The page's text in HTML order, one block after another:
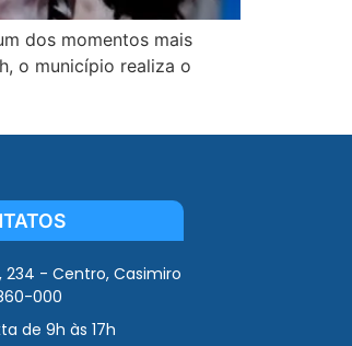
dos momentos mais
o município realiza o
234 - Centro, Casimiro
000
de 9h às 17h